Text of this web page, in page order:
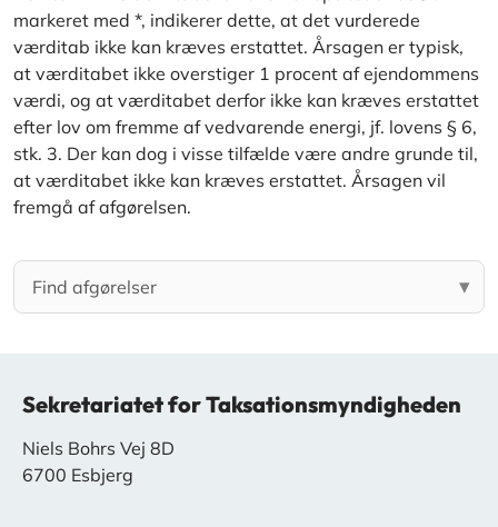
markeret med *, indikerer dette, at det vurderede
værditab ikke kan kræves erstattet. Årsagen er typisk,
at værditabet ikke overstiger 1 procent af ejendommens
værdi, og at værditabet derfor ikke kan kræves erstattet
efter lov om fremme af vedvarende energi, jf. lovens § 6,
stk. 3. Der kan dog i visse tilfælde være andre grunde til,
at værditabet ikke kan kræves erstattet. Årsagen vil
fremgå af afgørelsen.
Sekretariatet for Taksationsmyndigheden
Niels Bohrs Vej 8D
6700 Esbjerg